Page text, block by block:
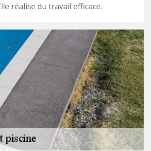
réalise du travail efficace.